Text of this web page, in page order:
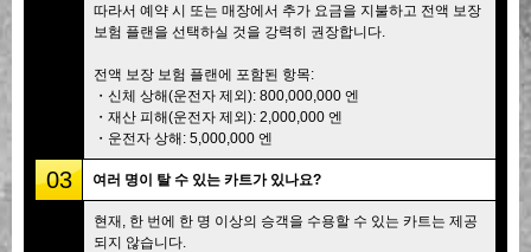
따라서 예약 시 또는 매장에서 추가 요금을 지불하고 전액 보장
보험 플랜을 선택하실 것을 강력히 권장합니다.
전액 보장 보험 플랜에 포함된 항목:
・신체 상해(운전자 제외): 800,000,000 엔
・재산 피해(운전자 제외): 2,000,000 엔
・운전자 상해: 5,000,000 엔
03 여러 명이 탈 수 있는 카트가 있나요?
현재, 한 번에 한 명 이상의 승객을 수용할 수 있는 카트는 제공
되지 않습니다.